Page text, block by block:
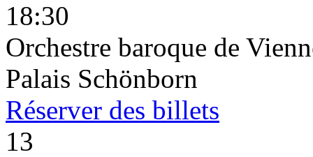
18:30
Orchestre baroque de
Palais Schönborn
Réserver des billets
13